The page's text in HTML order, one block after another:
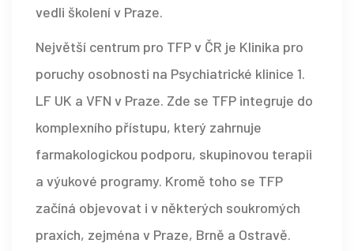
vedli školení v Praze.
Největší centrum pro TFP v ČR je Klinika pro
poruchy osobnosti na Psychiatrické klinice 1.
LF UK a VFN v Praze. Zde se TFP integruje do
komplexního přístupu, který zahrnuje
farmakologickou podporu, skupinovou terapii
a výukové programy. Kromě toho se TFP
začíná objevovat i v některých soukromých
praxích, zejména v Praze, Brně a Ostravě.